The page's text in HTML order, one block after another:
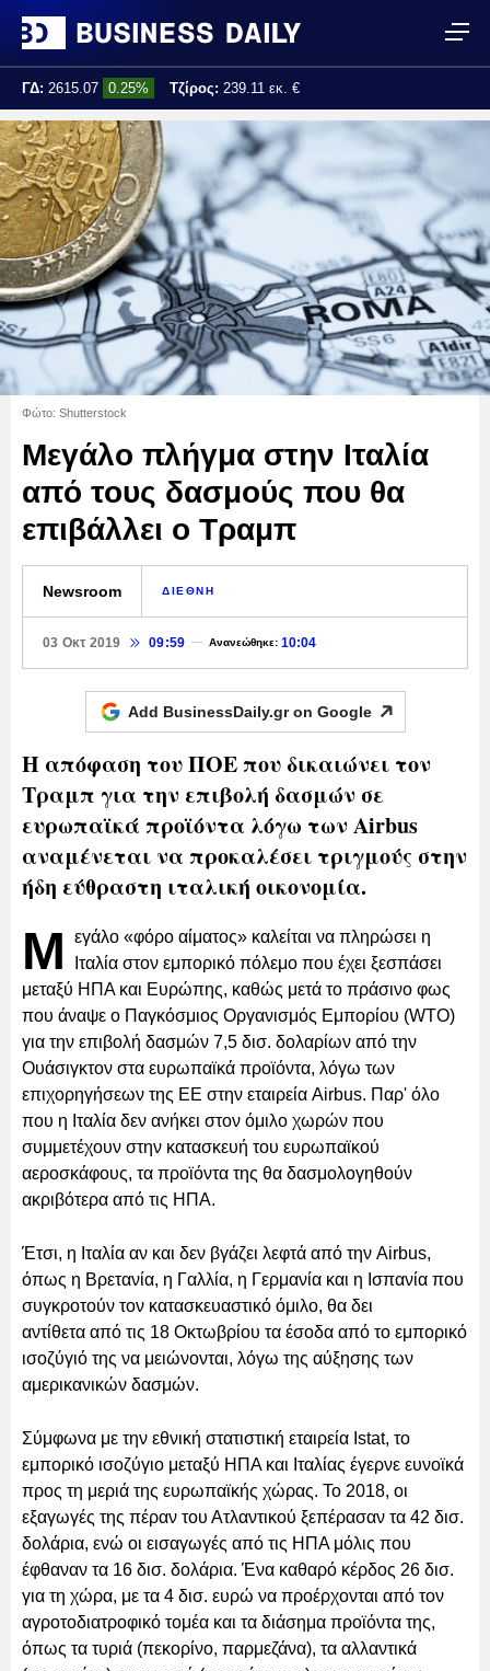
ΓΔ: 2615.07 0.25% Τζίρος: 239.11 εκ. €
Τελ. ενημέρωση: 17:25:01
Φώτο: Shutterstock
Μεγάλο πλήγμα στην Ιταλία
από τους δασμούς που θα
επιβάλλει ο Τραμπ
Newsroom ΔΙΕΘΝΗ
03 Οκτ 2019 09:59 Ανανεώθηκε: 10:04
Add BusinessDaily.gr on Google
Η απόφαση του ΠΟΕ που δικαιώνει τον
Τραμπ για την επιβολή δασμών σε
ευρωπαϊκά προϊόντα λόγω των Airbus
αναμένεται να προκαλέσει τριγμούς στην
ήδη εύθραστη ιταλική οικονομία.
Μ
εγάλο «φόρο αίματος» καλείται να πληρώσει η
Ιταλία στον εμπορικό πόλεμο που έχει ξεσπάσει
μεταξύ ΗΠΑ και Ευρώπης, καθώς μετά το πράσινο φως
που άναψε ο Παγκόσμιος Οργανισμός Εμπορίου (WTO)
για την επιβολή δασμών 7,5 δισ. δολαρίων από την
Ουάσιγκτον στα ευρωπαϊκά προϊόντα, λόγω των
επιχορηγήσεων της ΕΕ στην εταιρεία Airbus. Παρ' όλο
που η Ιταλία δεν ανήκει στον όμιλο χωρών που
συμμετέχουν στην κατασκευή του ευρωπαϊκού
αεροσκάφους, τα προϊόντα της θα δασμολογηθούν
ακριβότερα από τις ΗΠΑ.
Έτσι, η Ιταλία αν και δεν βγάζει λεφτά από την Airbus,
όπως η Βρετανία, η Γαλλία, η Γερμανία και η Ισπανία που
συγκροτούν τον κατασκευαστικό όμιλο, θα δει
αντίθετα από τις 18 Οκτωβρίου τα έσοδα από το εμπορικό
ισοζύγιό της να μειώνονται, λόγω της αύξησης των
αμερικανικών δασμών.
Σύμφωνα με την εθνική στατιστική εταιρεία Istat, το
εμπορικό ισοζύγιο μεταξύ ΗΠΑ και Ιταλίας έγερνε ευνοϊκά
προς τη μεριά της ευρωπαϊκής χώρας. Το 2018, οι
εξαγωγές της πέραν του Ατλαντικού ξεπέρασαν τα 42 δισ.
δολάρια, ενώ οι εισαγωγές από τις ΗΠΑ μόλις που
έφθαναν τα 16 δισ. δολάρια. Ένα καθαρό κέρδος 26 δισ.
για τη χώρα, με τα 4 δισ. ευρώ να προέρχονται από τον
αγροτοδιατροφικό τομέα και τα διάσημα προϊόντα της,
όπως τα τυριά (πεκορίνο, παρμεζάνα), τα αλλαντικά